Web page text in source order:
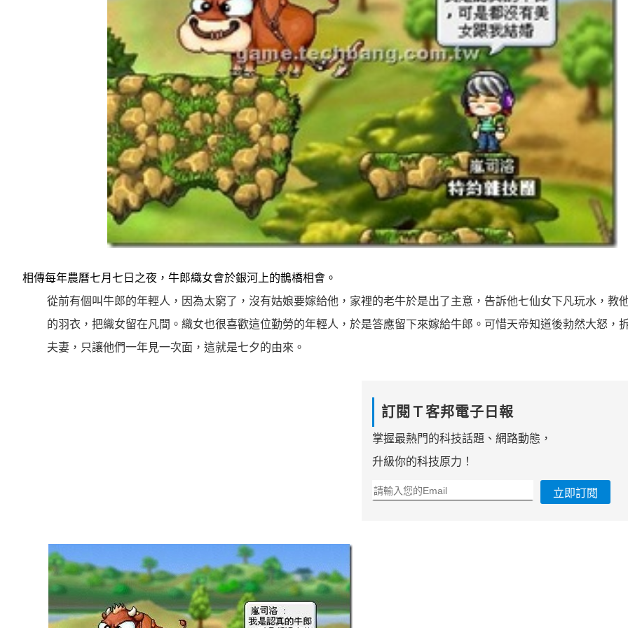
相傳每年農曆七月七日之夜，牛郎織女會於銀河上的鵲橋相會。
從前有個叫牛郎的年輕人，因為太窮了，沒有姑娘要嫁給他，家裡的老牛於是出了主意，告訴他七仙女下凡玩水，教
的羽衣，把織女留在凡間。織女也很喜歡這位勤勞的年輕人，於是答應留下來嫁給牛郎。可惜天帝知道後勃然大怒，
夫妻，只讓他們一年見一次面，這就是七夕的由來。
訂閱Ｔ客邦電子日報
掌握最熱門的科技話題、網路動態，
升級你的科技原力！
立即訂閱